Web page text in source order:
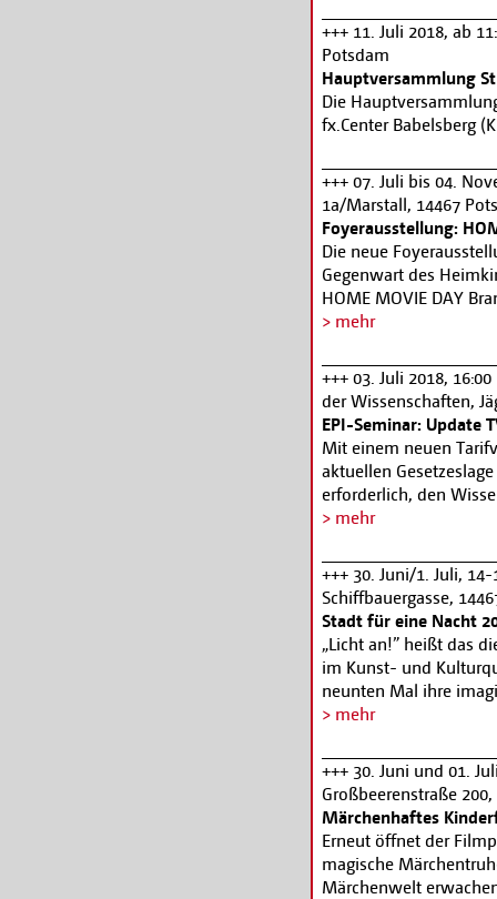
eigenen
www.epi.media/
Filmpark-
+++ 11. Juli 2018, ab
Potsdam
Hauptversammlung
Die
fx.Center Babelsberg
+++ 07. Juli bis 04.
1a/Marstall, 14467
Foyerausstellung:
Die neue
Gegenwart des
HOME MOVIE DAY
unternimmt einen
über die klassischen
gegenwärtigen
Arbeit ambitionierter
Video-Kollektive der
einem
sich in die Welt der
der Amateure. Des
Jahrzehnten
der Filmuniversität
Filmbegleitprogramm:
> mehr
+++ 03. Juli 2018,
der Wissenschaften,
EPI-Seminar: Update
Mit einem neuen
aktuellen
erforderlich, den
aktualisieren. Das
Arbeitszeit,
für Kleindarsteller und
Hochschul-
Arbeitszeitkontrolle
www.epi.media
> mehr
+++ 30. Juni/1. Juli,
Schiffbauergasse,
Stadt für eine Nacht
„Licht an!” heißt das
im Kunst- und
neunten Mal ihre
> mehr
+++ 30. Juni und 01.
Großbeerenstraße
Märchenhaftes
Erneut öffnet der
magische
Märchenwelt